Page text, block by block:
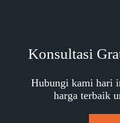
Konsultasi
Hubungi kami hari
harga terbaik